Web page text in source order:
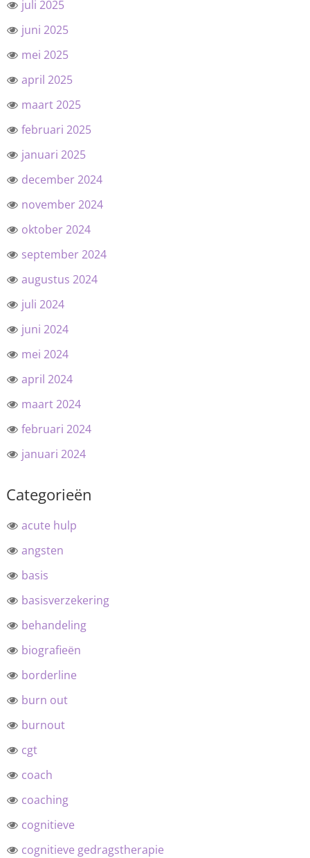
juli 2025
juni 2025
mei 2025
april 2025
maart 2025
februari 2025
januari 2025
december 2024
november 2024
oktober 2024
september 2024
augustus 2024
juli 2024
juni 2024
mei 2024
april 2024
maart 2024
februari 2024
januari 2024
Categorieën
acute hulp
angsten
basis
basisverzekering
behandeling
biografieën
borderline
burn out
burnout
cgt
coach
coaching
cognitieve
cognitieve gedragstherapie